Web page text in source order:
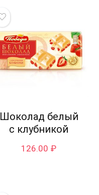
Шоколад белый
с клубникой
126.00 ₽